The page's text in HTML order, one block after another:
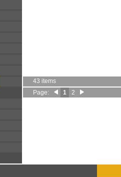
43 items
Page:
1
2